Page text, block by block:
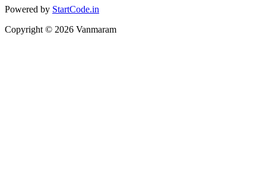
Powered by StartCode.in
Copyright © 2026 Vanmaram